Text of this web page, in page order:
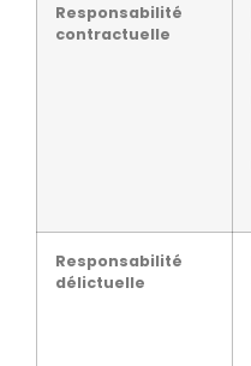
Responsabilité
contractuelle
Responsabilité
délictuelle